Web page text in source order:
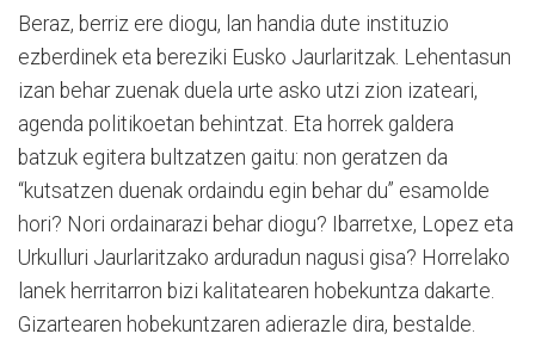
Beraz, berriz ere diogu, lan handia dute instituzio
ezberdinek eta bereziki Eusko Jaurlaritzak. Lehentasun
izan behar zuenak duela urte asko utzi zion izateari,
agenda politikoetan behintzat. Eta horrek galdera
batzuk egitera bultzatzen gaitu: non geratzen da
“kutsatzen duenak ordaindu egin behar du” esamolde
hori? Nori ordainarazi behar diogu? Ibarretxe, Lopez eta
Urkulluri Jaurlaritzako arduradun nagusi gisa? Horrelako
lanek herritarron bizi kalitatearen hobekuntza dakarte.
Gizartearen hobekuntzaren adierazle dira, bestalde.